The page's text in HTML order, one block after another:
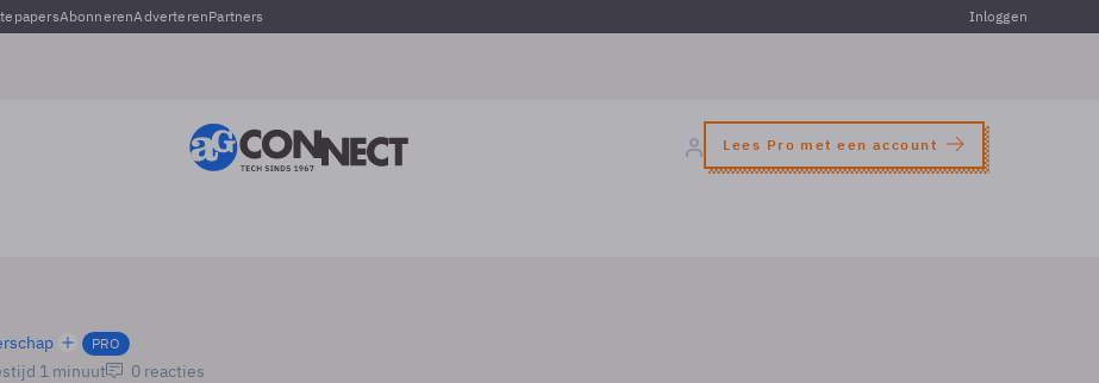
AbonnerenAdverterenPartners Inloggen
Lees Pro met een account
PRO
1 minuut 0 reacties